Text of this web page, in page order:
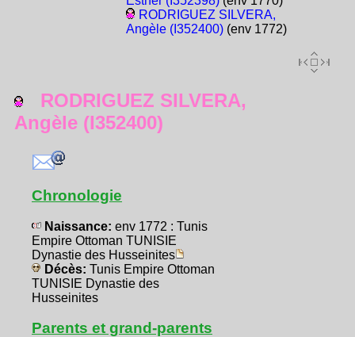
RODRIGUEZ SILVERA,
Angèle (I352400)(env 1772)
RODRIGUEZ SILVERA,
Angèle (I352400)
Chronologie
Naissance: env 1772 : Tunis
Empire Ottoman TUNISIE
Dynastie des Husseinites
Décès: Tunis Empire Ottoman
TUNISIE Dynastie des
Husseinites
Parents et grand-parents